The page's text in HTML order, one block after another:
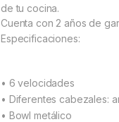
de tu cocina.
Cuenta con 2 años de
Especificaciones:
• 6 velocidades
• Diferentes cabezales:
• Bowl metálico